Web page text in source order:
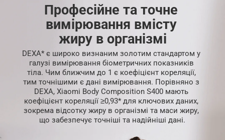
Професійне та точне
вимірювання вмісту
жиру в організмі
DEXA* є широко визнаним золотим стандартом у
галузі вимірювання біометричних показників
тіла. Чим ближчим до 1 є коефіцієнт кореляції,
тим точнішими є дані вимірювання. Порівняно з
DEXA, Xiaomi Body Composition S400 мають
коефіцієнт кореляції ≥0,93* для ключових даних,
зокрема відсотку жиру в організмі та маси жиру,
що забезпечує точніші та надійніші дані.